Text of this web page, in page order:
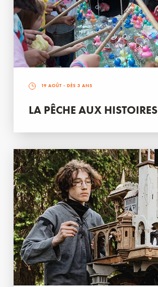
19 AOÛT - DÈS 3 ANS
LA PÊCHE AUX HISTOIRES